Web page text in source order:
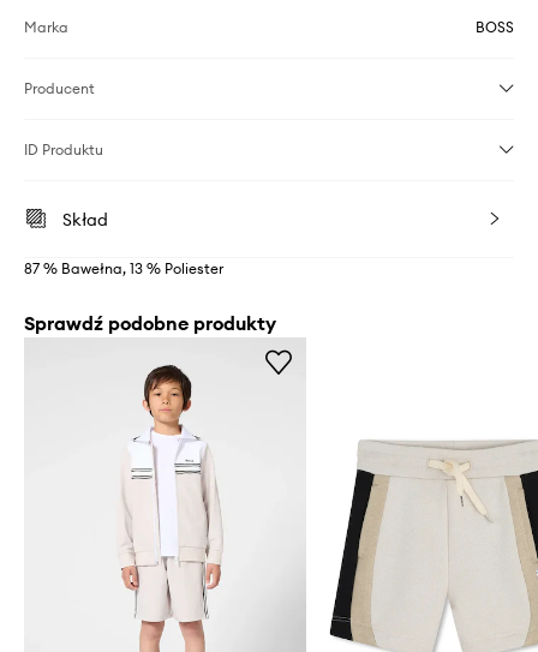
Marka BOSS
Producent
ID Produktu
Skład
87 % Bawełna, 13 % Poliester
Sprawdź podobne produkty